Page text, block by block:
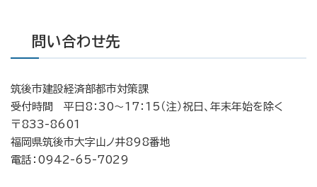
問い合わせ先
筑後市建設経済部都市対策課
受付時間 平日8：30～17：15（注）祝日、年末年始を除く
〒833-8601
福岡県筑後市大字山ノ井898番地
電話：0942-65-7029